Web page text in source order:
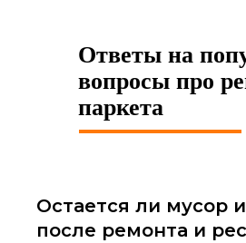
Ответы на
вопросы про
паркета
Остается ли мусор
после ремонта и